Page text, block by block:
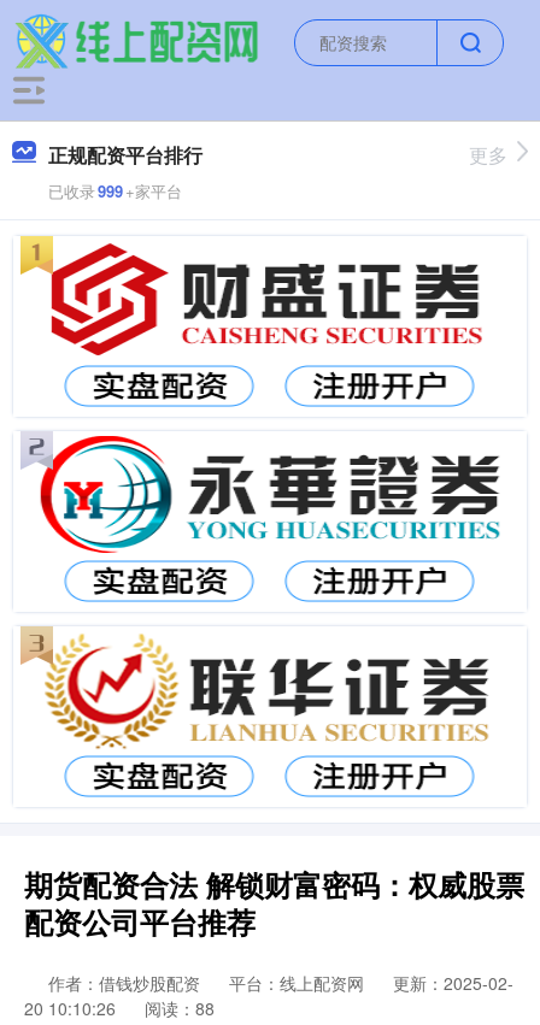
正规配资平台排行
已收录999+家平台
更多
期货配资合法 解锁财富密码：权威股票
配资公司平台推荐
作者：借钱炒股配资 平台：线上配资网
更新：2025-02-
20 10:10:26
阅读：88